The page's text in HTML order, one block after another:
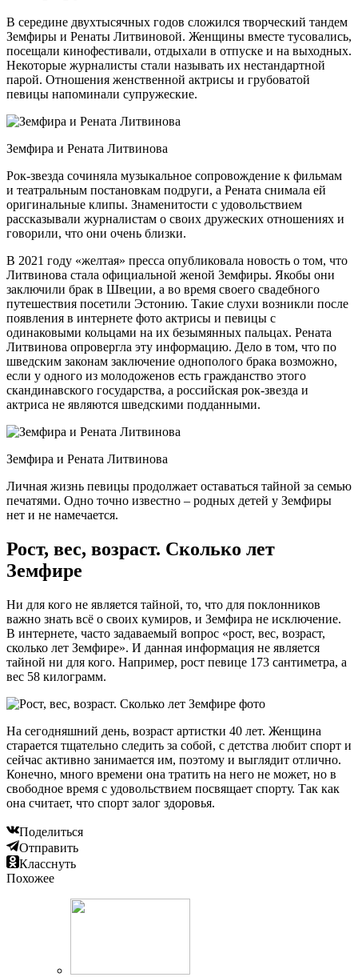
В середине двухтысячных годов сложился творческий тандем
Земфиры и Ренаты Литвиновой. Женщины вместе тусовались,
посещали кинофестивали, отдыхали в отпуске и на выходных.
Некоторые журналисты стали называть их нестандартной
парой. Отношения женственной актрисы и грубоватой
певицы напоминали супружеские.
Земфира и Рената Литвинова
Рок-звезда сочиняла музыкальное сопровождение к фильмам
и театральным постановкам подруги, а Рената снимала ей
оригинальные клипы. Знаменитости с удовольствием
рассказывали журналистам о своих дружеских отношениях и
говорили, что они очень близки.
В 2021 году «желтая» пресса опубликовала новость о том, что
Литвинова стала официальной женой Земфиры. Якобы они
заключили брак в Швеции, а во время своего свадебного
путешествия посетили Эстонию. Такие слухи возникли после
появления в интернете фото актрисы и певицы с
одинаковыми кольцами на их безымянных пальцах. Рената
Литвинова опровергла эту информацию. Дело в том, что по
шведским законам заключение однополого брака возможно,
если у одного из молодоженов есть гражданство этого
скандинавского государства, а российская рок-звезда и
актриса не являются шведскими подданными.
Земфира и Рената Литвинова
Личная жизнь певицы продолжает оставаться тайной за семью
печатями. Одно точно известно – родных детей у Земфиры
нет и не намечается.
Рост, вес, возраст. Сколько лет
Земфире
Ни для кого не является тайной, то, что для поклонников
важно знать всё о своих кумиров, и Земфира не исключение.
В интернете, часто задаваемый вопрос «рост, вес, возраст,
сколько лет Земфире». И данная информация не является
тайной ни для кого. Например, рост певице 173 сантиметра, а
вес 58 килограмм.
На сегодняшний день, возраст артистки 40 лет. Женщина
старается тщательно следить за собой, с детства любит спорт и
сейчас активно занимается им, поэтому и выглядит отлично.
Конечно, много времени она тратить на него не может, но в
свободное время с удовольствием посвящает спорту. Так как
она считает, что спорт залог здоровья.
Поделиться
Отправить
Класснуть
Похожее